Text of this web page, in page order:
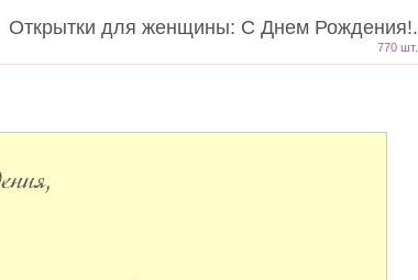
Открытки для женщины: С Днем Рождения!.
770 шт.